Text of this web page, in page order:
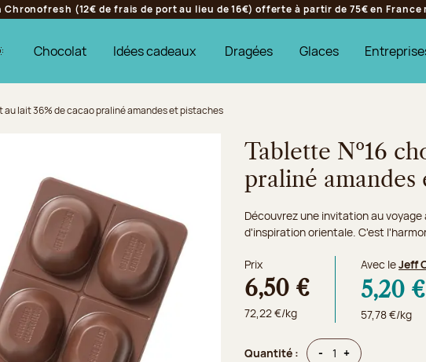
Chronofresh (12€ de frais de port au lieu de 16€) offerte à partir de 75€ en
Chocolat Idées cadeaux Dragées Glaces
au lait 36% de cacao praliné amandes et pistaches
Tablette Nº16
praliné amandes
Découvrez une invitation au
d'inspiration orientale. C'est
Prix
6,50 €
72,22 €/kg
Avec leJeff
5,20 €
57,78 €/kg
Quantité : - Quantité
+Quantité